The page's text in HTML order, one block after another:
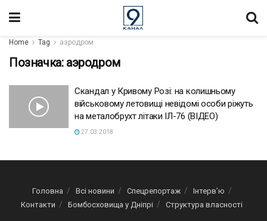
Home Tag аэродром
Позначка: аэродром
Скандал у Кривому Розі: на колишньому
військовому летовищі невідомі особи ріжуть
на металобрухт літаки ІЛ-76 (ВІДЕО)
27.03.2018
Головна Всі новини Спецрепортаж
Інтерв’ю
Контакти
Бомбосховища у Дніпрі Структура власності